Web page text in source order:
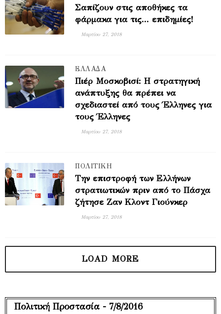
Σαπίζουν στις αποθήκες τα
φάρμακα για τις... επιδημίες!
Μαρτίου 27, 2018
ΕΛΛΑΔΑ
Πιέρ Μοσκοβισί: Η στρατηγική
ανάπτυξης θα πρέπει να
σχεδιαστεί από τους Έλληνες για
τους Έλληνες
Μαρτίου 27, 2018
ΠΟΛΙΤΙΚΗ
Την επιστροφή των Ελλήνων
στρατιωτικών πριν από το Πάσχα
ζήτησε Ζαν Κλοντ Γιούνκερ
Μαρτίου 27, 2018
Πολιτική Προστασία - 7/8/2016